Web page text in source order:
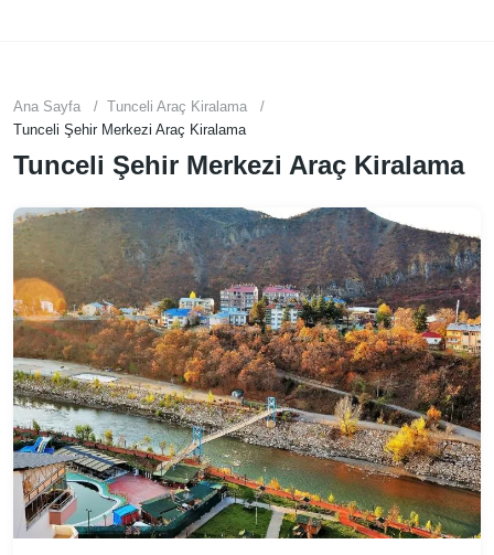
Ana Sayfa
Tunceli Araç Kiralama
Tunceli Şehir Merkezi Araç Kiralama
Tunceli Şehir Merkezi Araç Kiralama